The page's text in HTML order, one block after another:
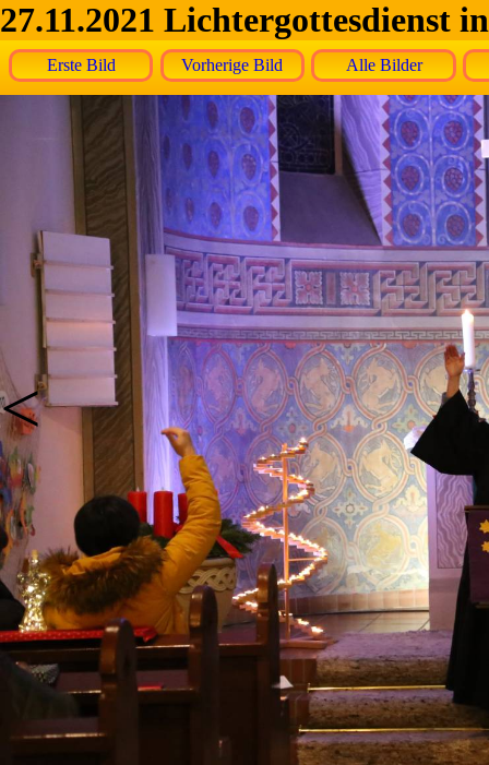
27.11.2021 Lichtergottesdienst
Erste Bild Vorherige Bild Alle Bilder
<